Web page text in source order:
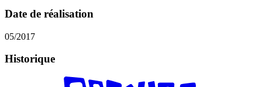
Date de réalisation
05/2017
Historique